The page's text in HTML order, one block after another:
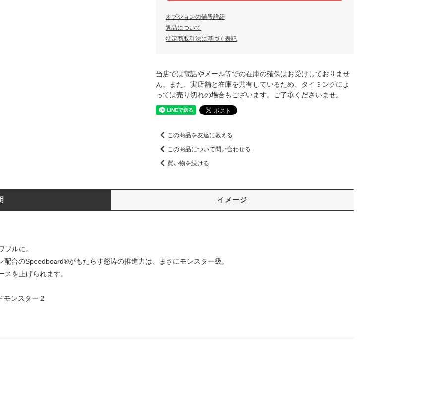
オプションの値段詳細
返品について
特定商取引法に基づく表記
当店では電話やメール等での在庫の確保はお受けしておりませ
ん。また、実店舗と在庫を共有しているため、タイミングによ
っては売り切れの場合もございます。ご了承くださいませ。
この商品を友達に教える
この商品について問い合わせる
買い物を続ける
イメージ
ルに。
合のSpeedboard®がもたらす怒涛の推進力は、まさにモンスター級。
を上げられます。
モンスター２